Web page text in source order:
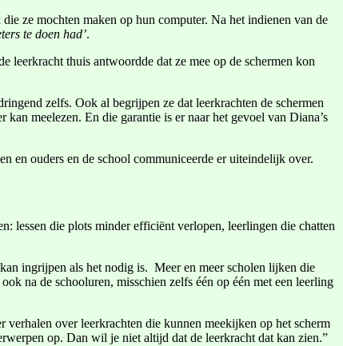
ze mochten maken op hun computer. Na het indienen van de
te doen had’.
leerkracht thuis antwoordde dat ze mee op de schermen kon
zelfs. Ook al begrijpen ze dat leerkrachten de schermen
meelezen. En die garantie is er naar het gevoel van Diana’s
en ouders en de school communiceerde er uiteindelijk over.
lessen die plots minder efficiënt verlopen, leerlingen die chatten
ingrijpen als het nodig is. Meer en meer scholen lijken die
na de schooluren, misschien zelfs één op één met een leerling
over leerkrachten die kunnen meekijken op het scherm
op. Dan wil je niet altijd dat de leerkracht dat kan zien.”